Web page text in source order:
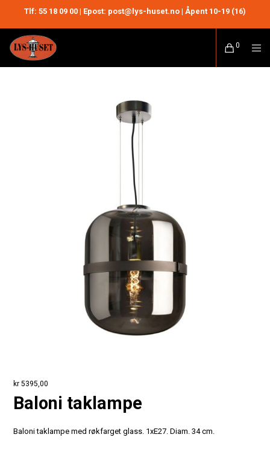
Tlf: 55 18 09 00 | Epost: post@lys-huset.no | Åpent 10-19 (16)
0
kr 5395,00
Baloni taklampe
Baloni taklampe med røkfarget glass. 1xE27. Diam. 34 cm.